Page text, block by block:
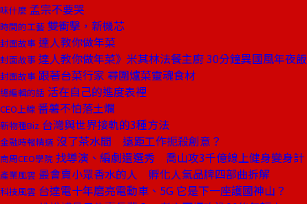
味什麼 孟宗不要哭
時間的工藝 雙衝擊，新機芯
封面故事 達人教你做年菜
封面故事 達人教你做年菜》米其林法餐主廚 30分鐘異國風年夜飯
封面故事 跟著台菜行家 尋圍爐菜靈魂食材
總編輯的話 活在自己的進度表裡
CEO上線 番薯不怕落土爛
新物種Biz 台灣與世界接軌的3種方法
金融時報精選 沒了茶水間 遠距工作扼殺創意？
商周CEO學院 找導演、編劇還選秀 喬山攻3千億線上健身變身計
產業風雲 最會賣小眾香水的人 孵化人氣品牌四部曲拆解
科技風雲 台達電十年磨亮電動車、5G 它是下一座護國神山？